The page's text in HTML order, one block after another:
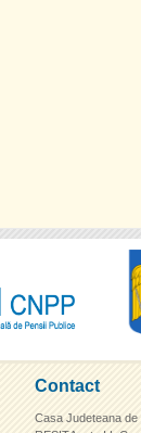
Contact
Casa Judeteana